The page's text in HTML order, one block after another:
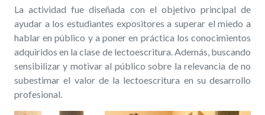
La actividad fue diseñada con el objetivo principal de
ayudar a los estudiantes expositores a superar el miedo a
hablar en público y a poner en práctica los conocimientos
adquiridos en la clase de lectoescritura. Además, buscando
sensibilizar y motivar al público sobre la relevancia de no
subestimar el valor de la lectoescritura en su desarrollo
profesional.